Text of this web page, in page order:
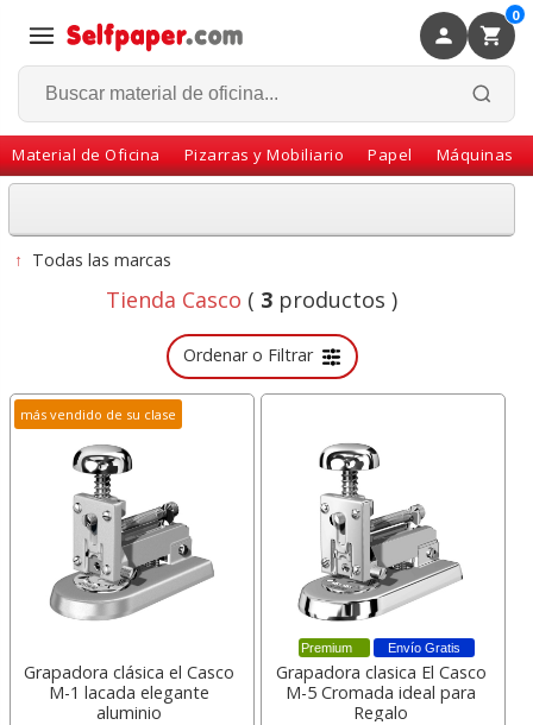
0
Material de Oficina Pizarras y Mobiliario Papel Máquinas
Volver
↑ Todas las marcas
Tienda Casco ( 3 productos )
Ordenar o Filtrar
más vendido de su clase
Grapadora clásica el Casco
M-1 lacada elegante
aluminio
Envío Gratis
Premium
Grapadora clasica El Casco
M-5 Cromada ideal para
Regalo